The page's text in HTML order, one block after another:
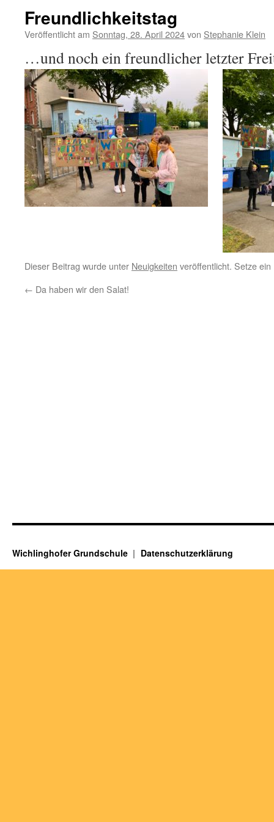
Freundlichkeitstag
Veröffentlicht am Sonntag, 28. April 2024von Stephanie Klein
…und noch ein freundlicher letzter
Dieser Beitrag wurde unter Neuigkeiten veröffentlicht. Setze
← Da haben wir den Salat!
Wichlinghofer Grundschule Datenschutzerklärung